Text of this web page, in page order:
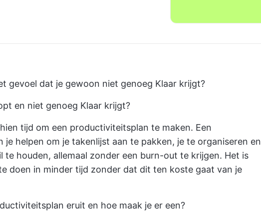
gevoel dat je gewoon niet genoeg Klaar krijgt?
en niet genoeg Klaar krijgt?
tijd om een productiviteitsplan te maken. Een
je helpen om je takenlijst aan te pakken, je te organiseren en
te houden, allemaal zonder een burn-out te krijgen. Het is
doen in minder tijd zonder dat dit ten koste gaat van je
eruit en hoe maak je er een?